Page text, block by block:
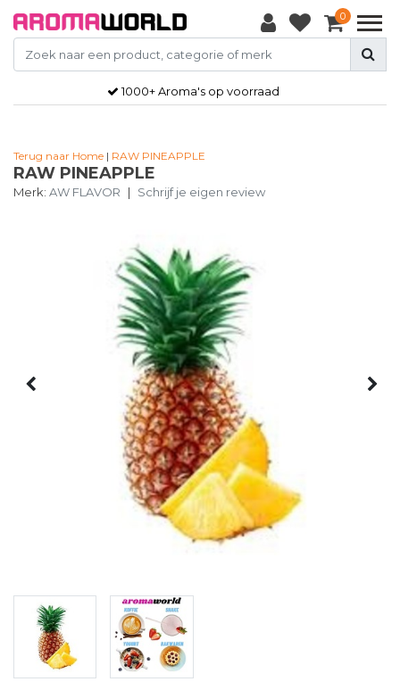
0
1000+ Aroma's op voorraad
Terug naar Home | RAW PINEAPPLE
RAW PINEAPPLE
Merk: AW FLAVOR | Schrijf je eigen review